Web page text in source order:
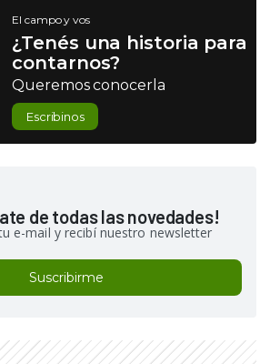
El campo y vos
¿Tenés una historia para
contarnos?
Queremos conocerla
Escribinos
de todas las novedades!
e-mail y recibí nuestro newsletter
Suscribirme